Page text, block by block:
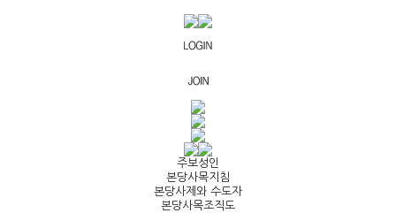
주보성인
본당사목지침
본당사제와 수도자
본당사목조직도